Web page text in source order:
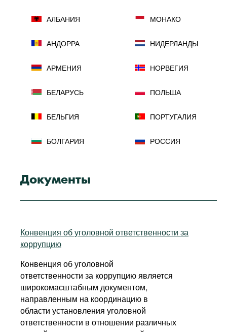
АЛБАНИЯ МОНАКО
АНДОРРА НИДЕРЛАНДЫ
АРМЕНИЯ НОРВЕГИЯ
БЕЛАРУСЬ ПОЛЬША
БЕЛЬГИЯ ПОРТУГАЛИЯ
БОЛГАРИЯ РОССИЯ
ВЕЛИКОБРИТАНИЯ САН-МАРИНО
МАКЕДОНИЯ
ГРЕЦИЯ СЛОВАКИЯ
ГРУЗИЯ
ДАНИЯ США
Документы
Конвенция об уголовной ответственности за
коррупцию
Конвенция об уголовной
ответственности за коррупцию является
широкомасштабным документом,
направленным на координацию в
области установления уголовной
ответственности в отношении различных